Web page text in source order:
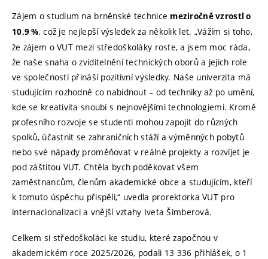
Zájem o studium na brněnské technice meziročně vzrostl o
10,9 %, což je nejlepší výsledek za několik let. „Vážím si toho,
že zájem o VUT mezi středoškoláky roste, a jsem moc ráda,
že naše snaha o zviditelnění technických oborů a jejich role
ve společnosti přináší pozitivní výsledky. Naše univerzita má
studujícím rozhodně co nabídnout – od techniky až po umění,
kde se kreativita snoubí s nejnovějšími technologiemi. Kromě
profesního rozvoje se studenti mohou zapojit do různých
spolků, účastnit se zahraničních stáží a výměnných pobytů
nebo své nápady proměňovat v reálné projekty a rozvíjet je
pod záštitou VUT. Chtěla bych poděkovat všem
zaměstnancům, členům akademické obce a studujícím, kteří
k tomuto úspěchu přispěli,“ uvedla prorektorka VUT pro
internacionalizaci a vnější vztahy Iveta Šimberová.
Celkem si středoškoláci ke studiu, které započnou v
akademickém roce 2025/2026, podali 13 336 přihlášek, o 1